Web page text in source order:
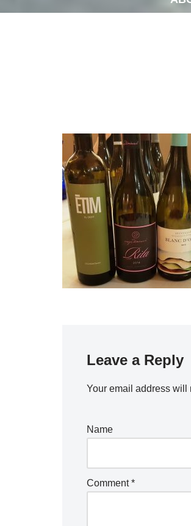
Leave a Reply
Your email address will
Name
Comment*